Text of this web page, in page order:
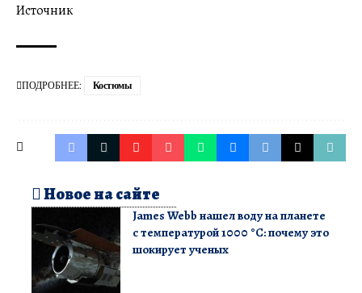
Источник
ПОДРОБНЕЕ: Костюмы
Новое на сайте
James Webb нашел воду на планете
с температурой 1000 °C: почему это
шокирует ученых